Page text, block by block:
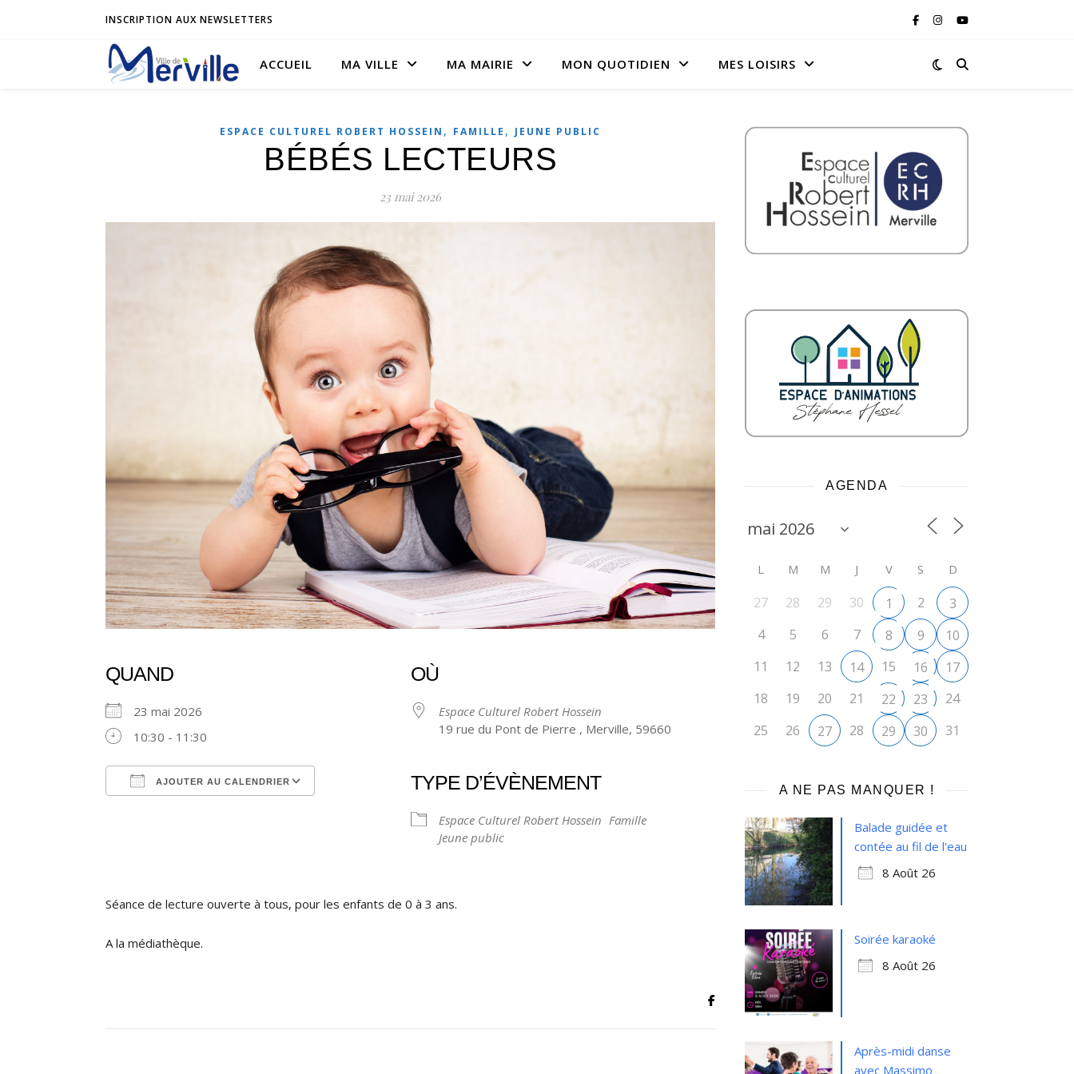
INSCRIPTION AUX NEWSLETTERS
ACCUEIL MA VILLE MA MAIRIE MON QUOTIDIEN MES LOISIRS
ESPACE CULTUREL ROBERT HOSSEIN , FAMILLE , JEUNE PUBLIC
BÉBÉS LECTEURS
23 mai 2026
QUAND
23 mai 2026
10:30 - 11:30
AJOUTER AU CALENDRIER
Calendrier Google
OÙ
Espace Culturel Robert Hossein
19 rue du Pont de Pierre , Merville, 59660
TYPE D’ÉVÈNEMENT
Espace Culturel Robert Hossein Famille
Jeune public
Séance de lecture ouverte à tous, pour les enfants de 0 à 3 ans.
A la médiathèque.
AGENDA
L M M J V S D
27 28 29 30 1 2
3
4
5 6 7 8 9
10
11
12 13 14 15 16
17
18
19 20 21 22 23
24
25
26 27 28 29 30 31
A NE PAS MANQUER !
Balade guidée et
contée au fil de l'eau
8 Août 26
Soirée karaoké
8 Août 26
Après-midi danse
avec Massimo